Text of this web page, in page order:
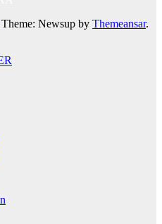
Theme: Newsup by Themeansar.